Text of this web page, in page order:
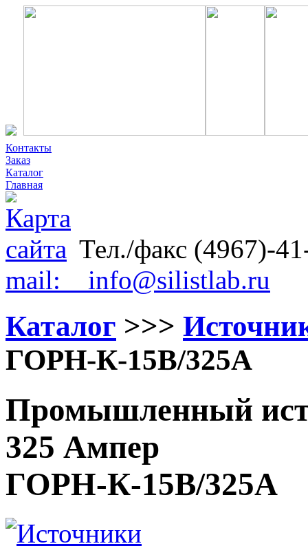
Контакты
Заказ
Каталог
Главная
Тел./факс (4967)-
mail: info@silistlab.ru
Каталог >>>
ГОРН-К-15В/325А
Промышленный
325 Ампер
ГОРН-К-15В/325А